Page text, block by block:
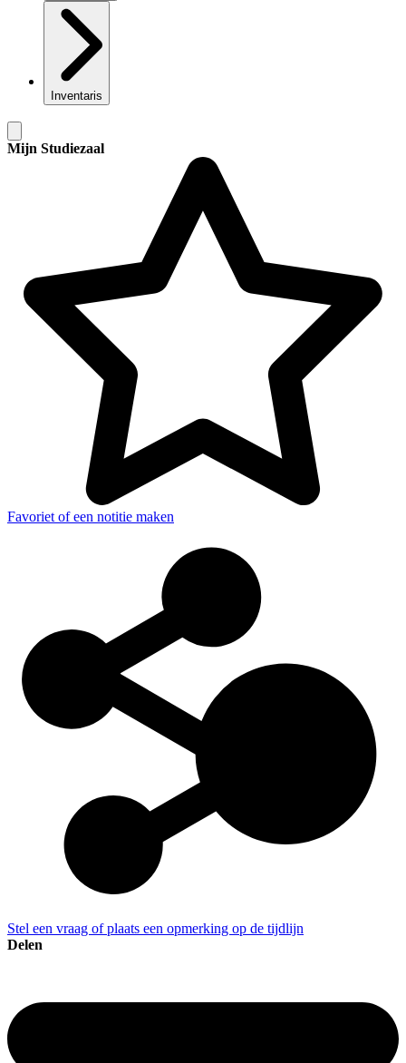
Inventaris
Mijn Studiezaal
Favoriet of een notitie maken
Stel een vraag of plaats een opmerking op de tijdlijn
Delen